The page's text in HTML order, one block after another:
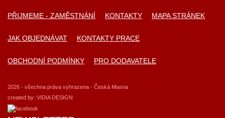
PŘIJMEME - ZAMĚSTNÁNÍ KONTAKTY MAPA STRÁNEK
JAK OBJEDNÁVAT KONTAKTY PRACE
OBCHODNÍ PODMÍNKY PRO DODAVATELE
2026 - všechna práva vyhrazena - Česká Masna
created by: VIDIA DESIGN